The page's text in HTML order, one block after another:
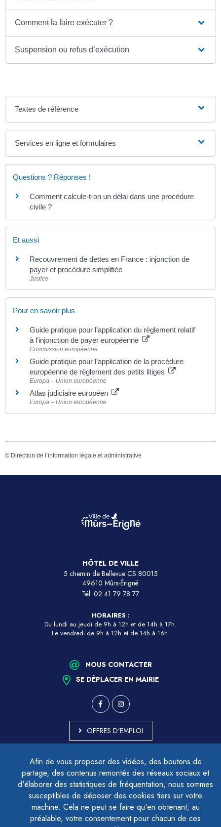
Afin de vous proposer des vidéos, des boutons de
partage, des contenus remontés des réseaux sociaux et
d'élaborer des statistiques de fréquentation, nous sommes
susceptibles de déposer des cookies tiers sur votre
machine. Cela ne peut se faire qu'en obtenant, au
préalable, votre consentement pour chacun de ces
Comment la faire exécuter ?
Suspension ou refus d’exécution
Textes de référence
Services en ligne et formulaires
Questions ? Réponses !
Comment calcule-t-on un délai dans une procédure
civile ?
Et aussi
Recouvrement de dettes en France : injonction de
payer et procédure simplifiée
Justice
Pour en savoir plus
Guide pratique pour l’application du règlement relatif
à l’injonction de payer européenne
Commission européenne
Guide pratique pour l’application de la procédure
européenne de règlement des petits litiges
Europa – Union européenne
Atlas judiciaire européen
Europa – Union européenne
© Direction de l’information légale et administrative
HÔTEL DE VILLE
5 chemin de Bellevue CS 80015
49610 Mûrs-Érigné
Tél. 02 41 79 78 77
HORAIRES :
Du lundi au jeudi de 9h à 12h et de 14h à 17h.
Le vendredi de 9h à 12h et de 14h à 16h.
NOUS CONTACTER
SE DÉPLACER EN MAIRIE
OFFRES D'EMPLOI
ACCESSIBILITÉ - PARTIELLEMENT CONFORME
PLAN DU SITE
MENTIONS LÉGALES
CONTACTER LE DÉLÉGUÉ À LA PROTECTION DES DONNÉES
GESTION DES COOKIES